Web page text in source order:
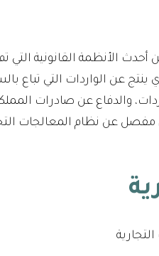
الأنظمة القانونية التي
ينتج عن الواردات التي تباع
والدفاع عن صادرات
عن نظام المعالجات